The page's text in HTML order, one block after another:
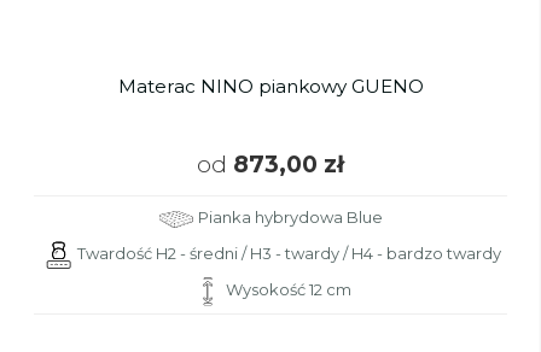
Materac NINO piankowy GUENO
od 873,00 zł
Pianka hybrydowa Blue
Twardość H2 - średni / H3 - twardy / H4 - bardzo twardy
Wysokość 12 cm